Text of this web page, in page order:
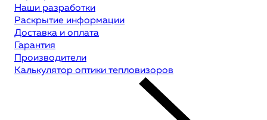
Наши разработки
Раскрытие информации
Доставка и оплата
Гарантия
Производители
Калькулятор оптики тепловизоров